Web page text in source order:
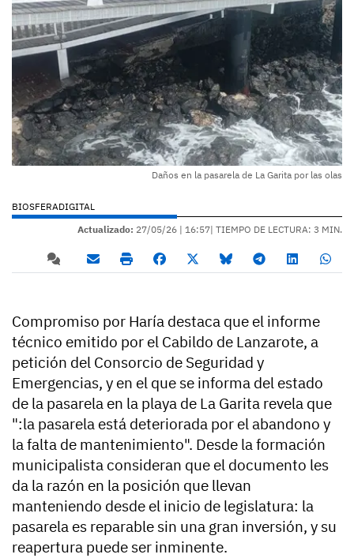
Daños en la pasarela de La Garita por las olas
BIOSFERADIGITAL
Actualizado: 27/05/26 | 16:57| TIEMPO DE LECTURA: 3 MIN.
Compromiso por Haría destaca que el informe
técnico emitido por el Cabildo de Lanzarote, a
petición del Consorcio de Seguridad y
Emergencias, y en el que se informa del estado
de la pasarela en la playa de La Garita revela que
":la pasarela está deteriorada por el abandono y
la falta de mantenimiento". Desde la formación
municipalista consideran que el documento les
da la razón en la posición que llevan
manteniendo desde el inicio de legislatura: la
pasarela es reparable sin una gran inversión, y su
reapertura puede ser inminente.